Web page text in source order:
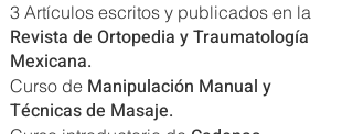
3 Artículos escritos y publicados en la
Revista de Ortopedia y Traumatología
Mexicana.
Curso de Manipulación Manual y
Técnicas de Masaje.